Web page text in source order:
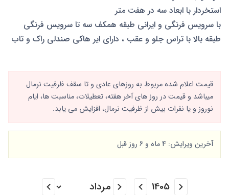
استخردار با ابعاد سه در هفت متر
با سرویس فرنگی و ایرانی طبقه همکف سه تا سرویس فرنگی
طبقه بالا با تراس جلو و عقب ، دارای ایر هاکی صندلی راک و تاب
قیمت اعلام شده مربوط به روزهای عادی و تا سقف ظرفیت نرمال
میباشد و قیمت در روز های آخر هفته، تعطیلات، مناسبت ها، ایام
نوروز و یا نفرات بیش از ظرفیت نرمال، افزایش می یابد.
آخرین ویرایش: 4 ماه و 6 روز قبل